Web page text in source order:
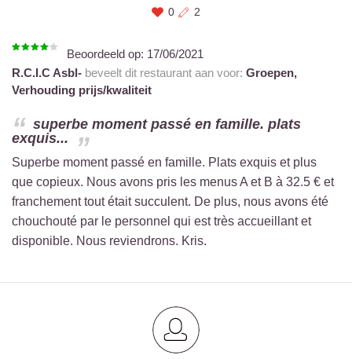
0 2
Beoordeeld op: 17/06/2021
R.C.I.C Asbl- beveelt dit restaurant aan voor: Groepen,
Verhouding prijs/kwaliteit
superbe moment passé en famille. plats
exquis...
Superbe moment passé en famille. Plats exquis et plus
que copieux. Nous avons pris les menus A et B à 32.5 € et
franchement tout était succulent. De plus, nous avons été
chouchouté par le personnel qui est très accueillant et
disponible. Nous reviendrons. Kris.